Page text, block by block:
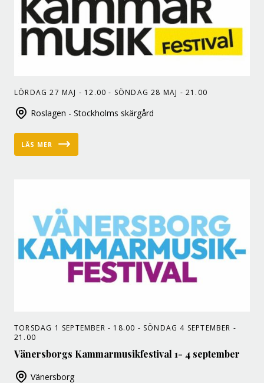
LÖRDAG 27 MAJ - 12.00 - SÖNDAG 28 MAJ - 21.00
Roslagen - Stockholms skärgård
LÄS MER
TORSDAG 1 SEPTEMBER - 18.00 - SÖNDAG 4 SEPTEMBER -
21.00
Vänersborgs Kammarmusikfestival 1- 4 september
Vänersborg